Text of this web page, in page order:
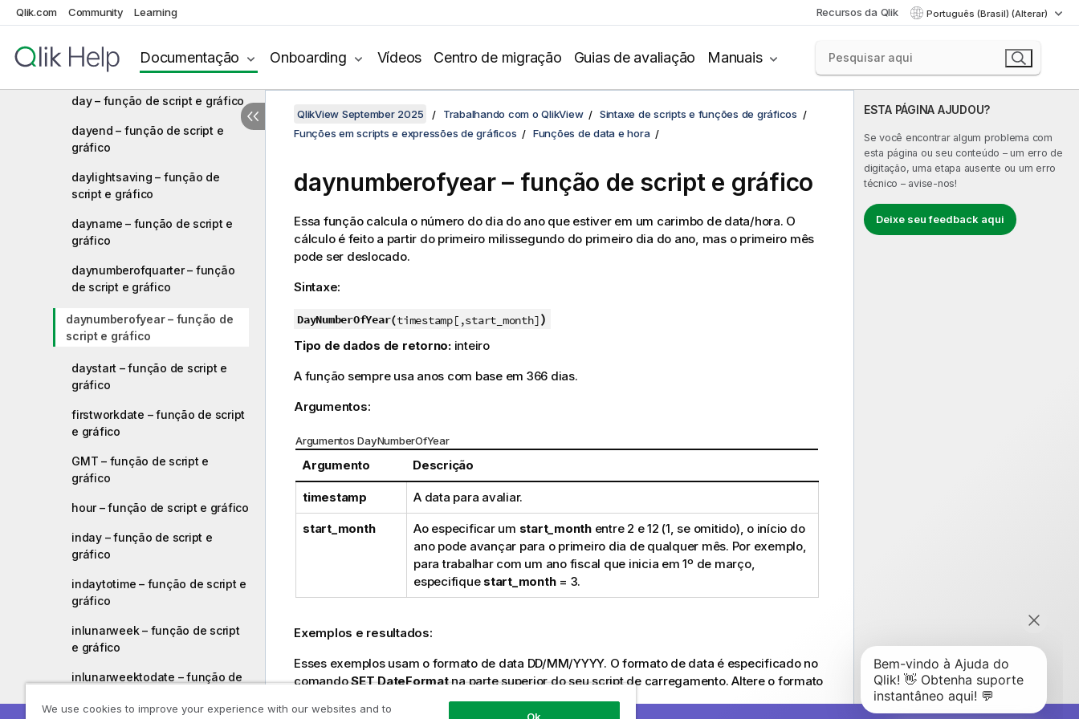
Qlik.com Community Learning Recursos da Qlik Português (Brasil) (Alterar)
Documentação Onboarding Vídeos Centro de migração Guias de avaliação Manuais
age – função de script e gráfico
converttolocaltime – função de
script e gráfico
day – função de script e gráfico
dayend – função de script e
gráfico
daylightsaving – função de
script e gráfico
dayname – função de script e
gráfico
daynumberofquarter – função
de script e gráfico
daynumberofyear – função de
script e gráfico
daystart – função de script e
gráfico
firstworkdate – função de script
e gráfico
GMT – função de script e
gráfico
hour – função de script e gráfico
inday – função de script e
gráfico
indaytotime – função de script e
gráfico
inlunarweek – função de script
e gráfico
inlunarweektodate – função de
ESTA PÁGINA AJUDOU?
Se você encontrar algum problema com
esta página ou seu conteúdo – um erro de
digitação, uma etapa ausente ou um erro
técnico – avise-nos!
Deixe seu feedback aqui
QlikView September 2025 Trabalhando com o QlikView
Sintaxe de scripts e funções de gráficos
Funções em scripts e expressões de gráficos
Funções de data e hora
daynumberofyear – função de script e gráfico
Essa função calcula o número do dia do ano que estiver em um carimbo de data/hora. O
cálculo é feito a partir do primeiro milissegundo do primeiro dia do ano, mas o primeiro mês
pode ser deslocado.
Sintaxe:
DayNumberOfYear(timestamp[,start_month])
Tipo de dados de retorno:inteiro
A função sempre usa anos com base em 366 dias.
Argumentos:
Argumentos DayNumberOfYear
Argumento Descrição
timestamp A data para avaliar.
start_month Ao especificar um start_monthentre 2 e 12 (1, se omitido), o início do
ano pode avançar para o primeiro dia de qualquer mês. Por exemplo,
para trabalhar com um ano fiscal que inicia em 1º de março,
especifique start_month= 3.
Exemplos e resultados:
Esses exemplos usam o formato de data DD/MM/YYYY. O formato de data é especificado no
comandoSET DateFormatna parte superior do seu script de carregamento. Altere o formato
nos exemplos para atender às suas necessidades.
We use cookies to improve your experience with our websites and to